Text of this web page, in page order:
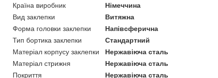
Країна виробник
Німеччина
Вид заклепки
Витяжна
Форма головки заклепки
Напівсферична
Тип бортика заклепки
Стандартний
Матеріал корпусу заклепки
Нержавіюча сталь
Матеріал стрижня
Нержавіюча сталь
Покриття
Нержавіюча сталь